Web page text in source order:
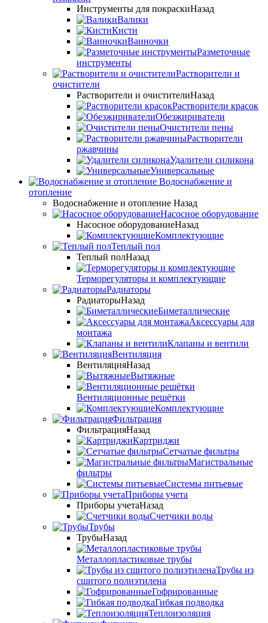
Инструменты для покраскиНазад
Валики
Кисти
Ванночки
Разметочные
инструменты
Растворители и
очистители
Растворители и очистителиНазад
Растворители красок
Обезжириватели
Очистители пены
Растворители
ржавчины
Удалители силикона
Универсальные
Водоснабжение и
отопление
Водоснабжение и отопление Назад
Насосное оборудование
Насосное оборудованиеНазад
Комплектующие
Теплый пол
Теплый полНазад
Терморегуляторы и комплектующие
Радиаторы
РадиаторыНазад
Биметаллические
Аксессуары для
монтажа
Клапаны и вентили
Вентиляция
ВентиляцияНазад
Вытяжные
Вентиляционные решётки
Комплектующие
Фильтрация
ФильтрацияНазад
Картриджи
Сетчатые фильтры
Магистральные
фильтры
Системы питьевые
Приборы учета
Приборы учетаНазад
Счетчики воды
Трубы
ТрубыНазад
Металлопластиковые трубы
Трубы из
сшитого полиэтилена
Гофрированные
Гибкая подводка
Теплоизоляция